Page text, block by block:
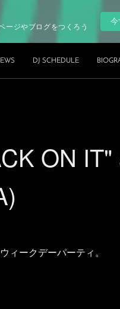
ージやブログをつくろう
DJ SCHEDULE
ON IT"
ィークデーパーティ。